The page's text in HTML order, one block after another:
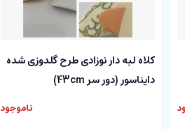
کلاه لبه دار نوزادی طرح گلدوزی شده
دایناسور (دور سر 43cm)
ناموجود